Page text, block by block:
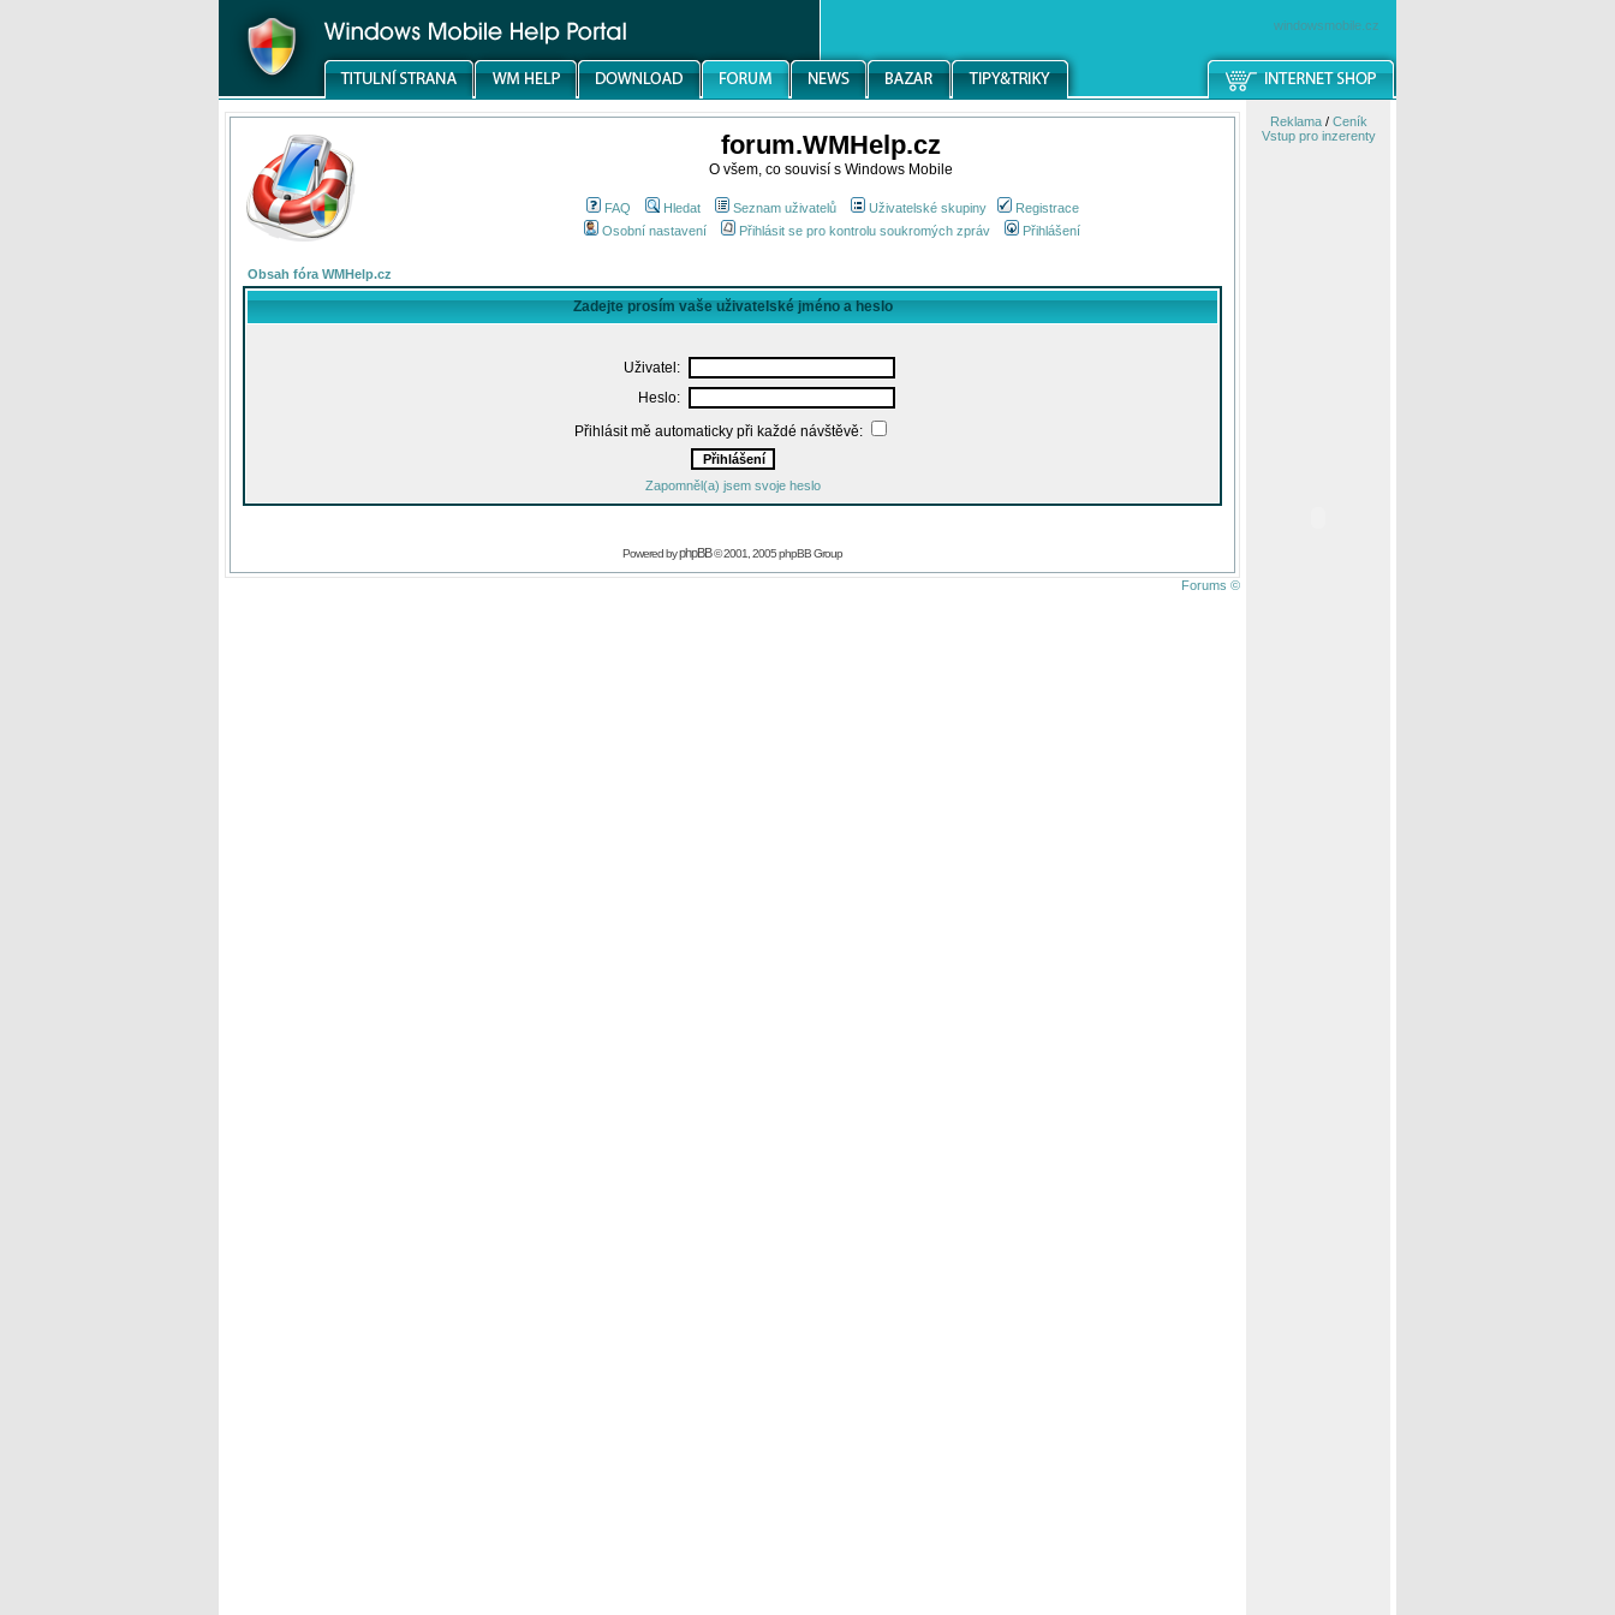
windowsmobile.cz
forum.WMHelp.cz
O všem, co souvisí s Windows Mobile
FAQ Hledat Seznam uživatelů Uživatelské skupiny
Registrace
Osobní nastavení
Přihlásit se pro kontrolu soukromých zpráv Přihlášení
Obsah fóra WMHelp.cz
Zadejte prosím vaše uživatelské jméno a heslo
Uživatel:
Heslo:
Přihlásit mě automaticky při každé návštěvě:
Zapomněl(a) jsem svoje heslo
Powered byphpBB© 2001, 2005 phpBB Group
Forums ©
Reklama/ Ceník
Vstup pro inzerenty